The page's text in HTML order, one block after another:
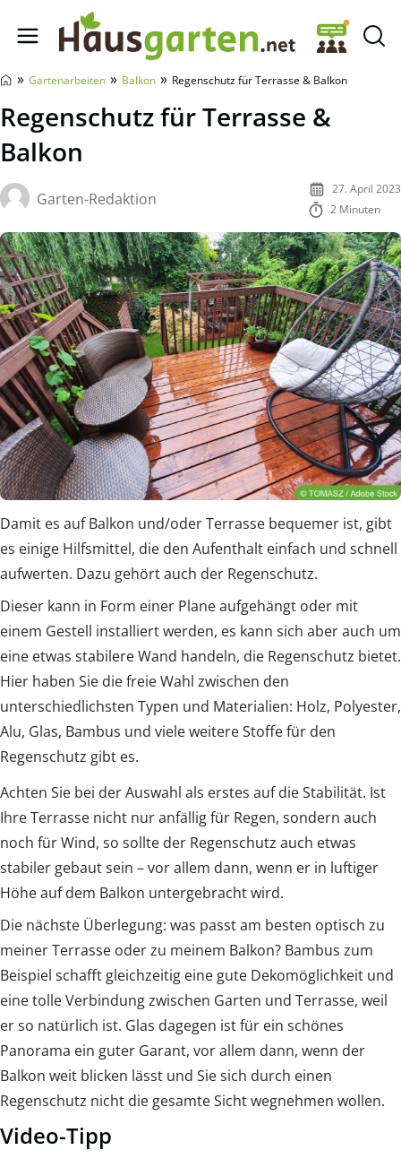
Hausgarten.net
» Gartenarbeiten » Balkon » Regenschutz für Terrasse & Balkon
Regenschutz für Terrasse &
Balkon
Garten-Redaktion
27. April 2023
2 Minuten
Damit es auf Balkon und/oder Terrasse bequemer ist, gibt
es einige Hilfsmittel, die den Aufenthalt einfach und schnell
aufwerten. Dazu gehört auch der Regenschutz.
Dieser kann in Form einer Plane aufgehängt oder mit
einem Gestell installiert werden, es kann sich aber auch um
eine etwas stabilere Wand handeln, die Regenschutz bietet.
Hier haben Sie die freie Wahl zwischen den
unterschiedlichsten Typen und Materialien: Holz, Polyester,
Alu, Glas, Bambus und viele weitere Stoffe für den
Regenschutz gibt es.
Achten Sie bei der Auswahl als erstes auf die Stabilität. Ist
Ihre Terrasse nicht nur anfällig für Regen, sondern auch
noch für Wind, so sollte der Regenschutz auch etwas
stabiler gebaut sein – vor allem dann, wenn er in luftiger
Höhe auf dem Balkon untergebracht wird.
Die nächste Überlegung: was passt am besten optisch zu
meiner Terrasse oder zu meinem Balkon? Bambus zum
Beispiel schafft gleichzeitig eine gute Dekomöglichkeit und
eine tolle Verbindung zwischen Garten und Terrasse, weil
er so natürlich ist. Glas dagegen ist für ein schönes
Panorama ein guter Garant, vor allem dann, wenn der
Balkon weit blicken lässt und Sie sich durch einen
Regenschutz nicht die gesamte Sicht wegnehmen wollen.
Video-Tipp